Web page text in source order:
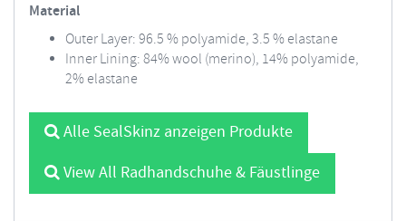
Material
Outer Layer: 96.5 % polyamide, 3.5 % elastane
Inner Lining: 84% wool (merino), 14% polyamide,
2% elastane
Alle SealSkinz anzeigen Produkte
View All Radhandschuhe & Fäustlinge